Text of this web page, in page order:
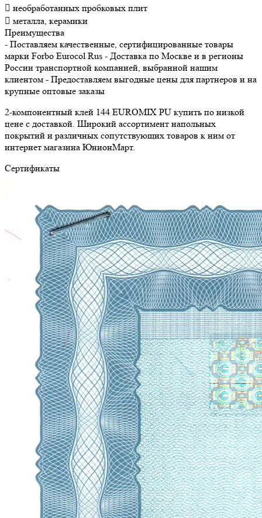
 необработанных пробковых плит
 металла, керамики
Преимущества
- Поставляем качественные, сертифицированные товары
марки Forbo Eurocol Rus - Доставка по Москве и в регионы
России транспортной компанией, выбранной нашим
клиентом - Предоставляем выгодные цены для партнеров и на
крупные оптовые заказы
2-компонентный клей 144 EUROMIX PU купить по низкой
цене с доставкой. Широкий ассортимент напольных
покрытий и различных сопутствующих товаров к ним от
интернет магазина ЮнионМарт.
Сертификаты